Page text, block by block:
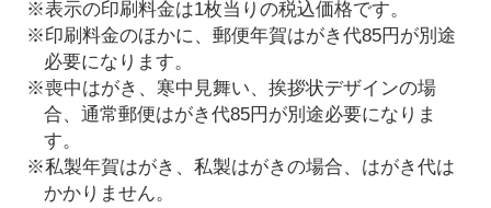
※表示の印刷料金は1枚当りの税込価格です。
※印刷料金のほかに、郵便年賀はがき代85円が別途
必要になります。
※喪中はがき、寒中見舞い、挨拶状デザインの場
合、通常郵便はがき代85円が別途必要になりま
す。
※私製年賀はがき、私製はがきの場合、はがき代は
かかりません。